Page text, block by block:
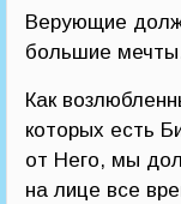
Верующие
большие
Как
которых есть
от Него, мы
на лице все